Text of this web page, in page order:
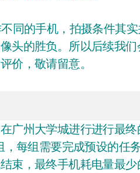
的手机，拍摄条件其实
头的胜负。所以后续我
价，敬请留意。
州大学城进行进行最终
，每组需要完成预设的任
束，最终手机耗电量最少